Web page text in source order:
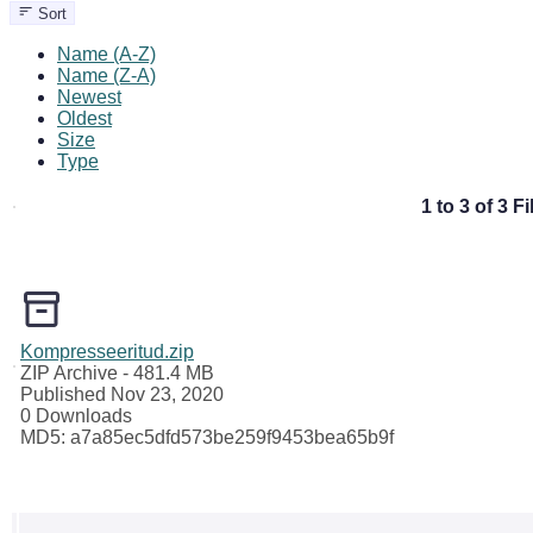
Sort
Name (A-Z)
Name (Z-A)
Newest
Oldest
Size
Type
1 to 3 of 3
Kompresseeritud.zip
ZIP Archive - 481.4 MB
Published Nov 23, 2020
0 Downloads
MD5: a7a85ec5dfd573be259f9453bea65b9f